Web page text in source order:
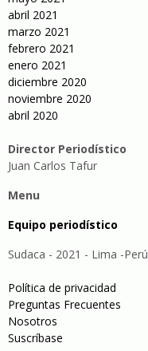
abril 2021
marzo 2021
febrero 2021
enero 2021
diciembre 2020
noviembre 2020
abril 2020
Director Periodístico
Juan Carlos Tafur
Menu
Equipo periodístico
Sudaca - 2021 - Lima -Perú
Política de privacidad
Preguntas Frecuentes
Nosotros
Suscríbase